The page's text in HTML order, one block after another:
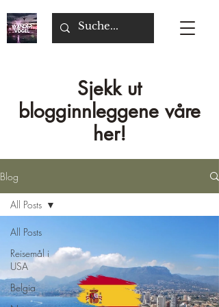
Sjekk ut
blogginnleggene våre
her!
Blog
All Posts
Reisemål i
USA
Belgia
All Posts